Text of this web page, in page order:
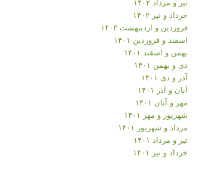
خرداد و تیر ۱۴۰۲
فروردین و اردیبهشت ۱۴۰۲
اسفند و فروردین ۱۴۰۱
بهمن و اسفند ۱۴۰۱
دی و بهمن ۱۴۰۱
آذر و دی ۱۴۰۱
آبان و آذر ۱۴۰۱
مهر و آبان ۱۴۰۱
شهریور و مهر ۱۴۰۱
مرداد و شهریور ۱۴۰۱
تیر و مرداد ۱۴۰۱
خرداد و تیر ۱۴۰۱